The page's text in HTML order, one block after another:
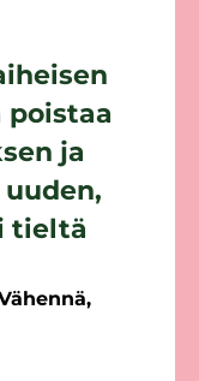
poistaa
ja
tieltä